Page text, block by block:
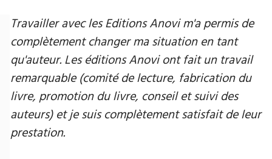
Travailler avec les Editions Anovi m'a permis de
complètement changer ma situation en tant
qu'auteur. Les éditions Anovi ont fait un travail
remarquable (comité de lecture, fabrication du
livre, promotion du livre, conseil et suivi des
auteurs) et je suis complètement satisfait de leur
prestation.